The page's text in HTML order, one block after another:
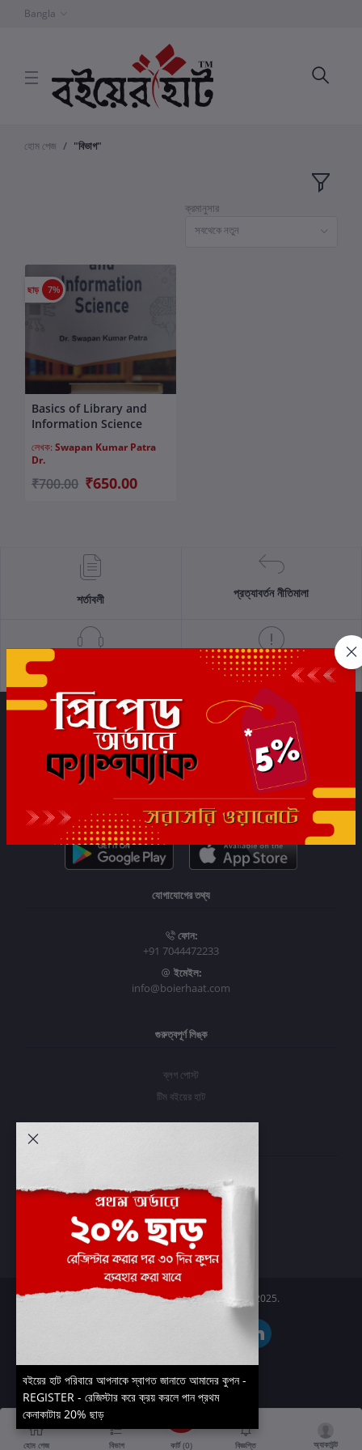
Bangla
হোম পেজ "বিভাগ"
ক্রমানুসার
সবথেকে নতুন
ছাড় 7%
কার্টে যোগ করুন
Basics of Library and
Information Science
লেখক: Swapan Kumar Patra
Dr.
₹700.00 ₹650.00
শর্তাবলী প্রত্যাবর্তন নীতিমালা
গোপনীয়তা নীতি
সাবস্ক্রাইব
যোগাযোগের তথ্য
ফোন:
+91 7044472233
ইমেইল:
info@boierhaat.com
গুরুত্বপূর্ণ লিঙ্ক
ব্লগ পোস্ট
টিম বইয়ের হাট
প্রবেশ করুন
অর্ডার ইতিহাস
আমার ইচ্ছাগুলি
অর্ডার ট্র্যাকিং
Boier Haat™ | © All rights reserved 2025.
হোম পেজ বিভাগ কার্ট (0) বিজ্ঞপ্তি অ্যাকাউন্ট
বইয়ের হাট পরিবারে আপনাকে স্বাগত জানাতে আমাদের কুপন -
REGISTER - রেজিস্টার করে ক্রয় করলে পান প্রথম
কেনাকাটায় 20% ছাড়